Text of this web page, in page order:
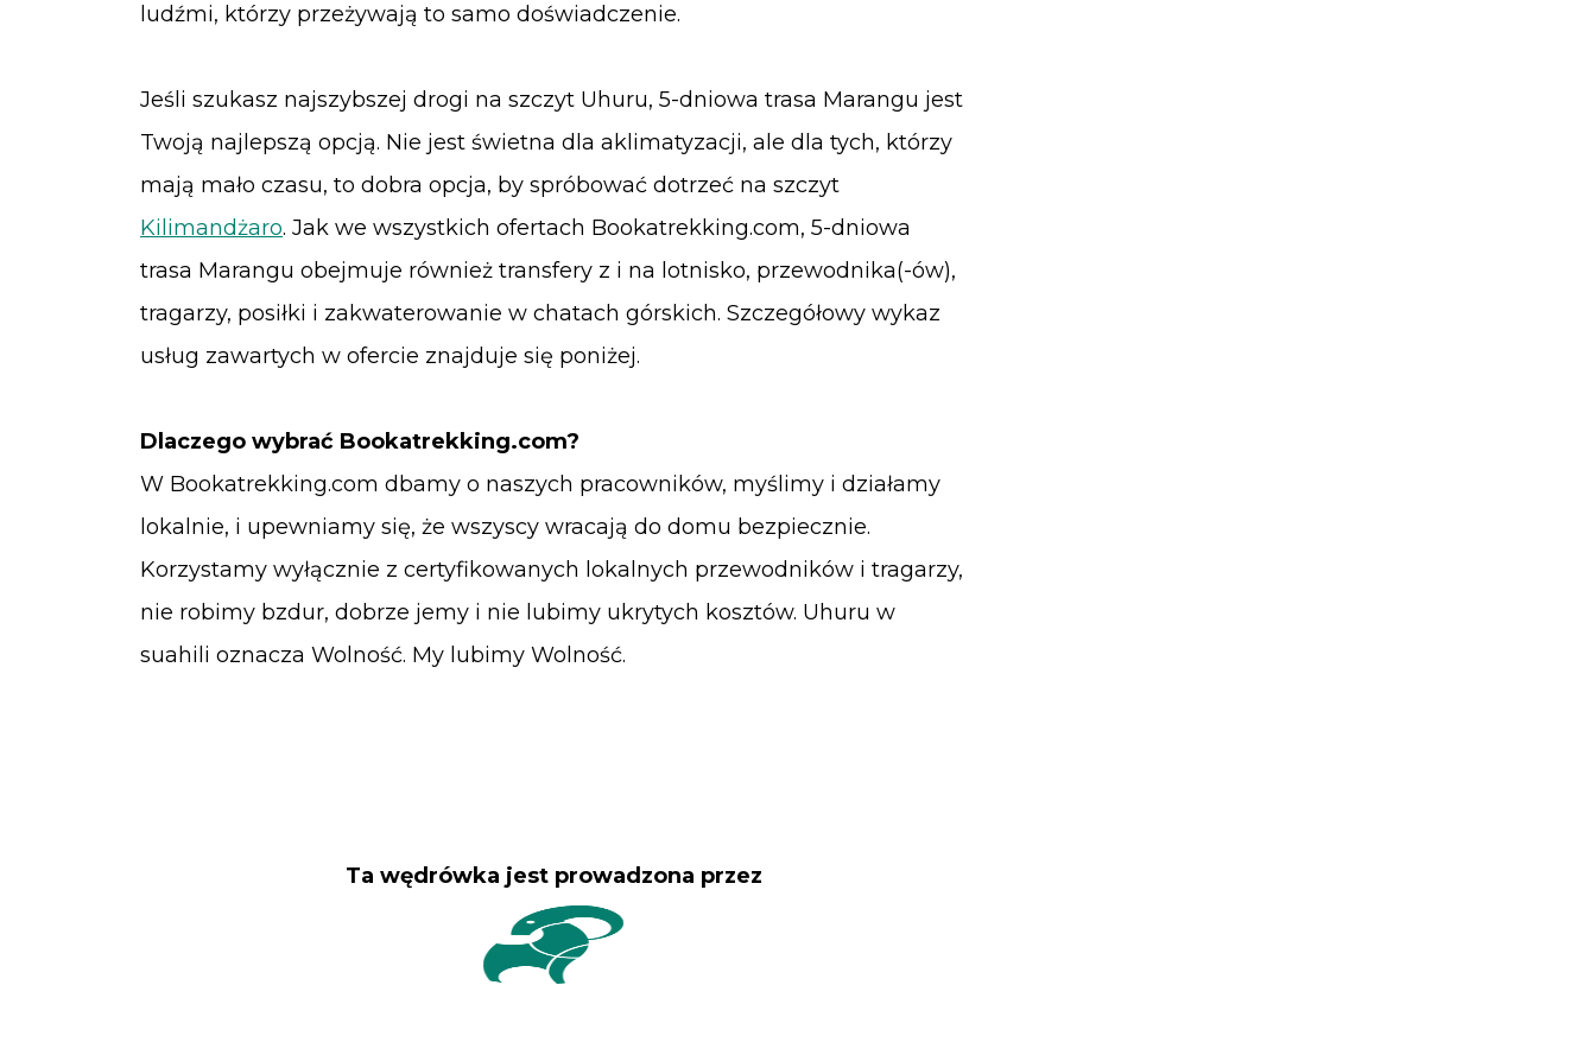
ludźmi, którzy przeżywają to samo doświadczenie.
Jeśli szukasz najszybszej drogi na szczyt Uhuru, 5-dniowa trasa Marangu jest
Twoją najlepszą opcją. Nie jest świetna dla aklimatyzacji, ale dla tych, którzy
mają mało czasu, to dobra opcja, by spróbować dotrzeć na szczyt
Kilimandżaro. Jak we wszystkich ofertach Bookatrekking.com, 5-dniowa
trasa Marangu obejmuje również transfery z i na lotnisko, przewodnika(-ów),
tragarzy, posiłki i zakwaterowanie w chatach górskich. Szczegółowy wykaz
usług zawartych w ofercie znajduje się poniżej.
Dlaczego wybrać Bookatrekking.com?
W Bookatrekking.com dbamy o naszych pracowników, myślimy i działamy
lokalnie, i upewniamy się, że wszyscy wracają do domu bezpiecznie.
Korzystamy wyłącznie z certyfikowanych lokalnych przewodników i tragarzy,
nie robimy bzdur, dobrze jemy i nie lubimy ukrytych kosztów. Uhuru w
suahili oznacza Wolność. My lubimy Wolność.
Ta wędrówka jest prowadzona przez